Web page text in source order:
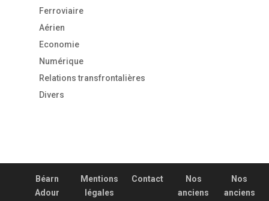
Ferroviaire
Aérien
Economie
Numérique
Relations transfrontalières
Divers
Béarn
Adour
Mentions
légales
Contact
Nos
anciens
Nos
anciens